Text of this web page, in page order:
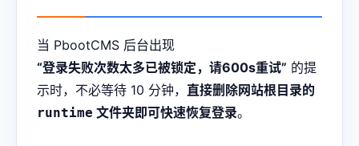
当 PbootCMS 后台出现
“登录失败次数太多已被锁定，请600s重试” 的提
示时，不必等待 10 分钟， 直接删除网站根目录的
runtime 文件夹即可快速恢复登录。